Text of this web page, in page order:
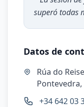
superó todas
Datos de
Rúa do
Pontevedra,
+34 642 03